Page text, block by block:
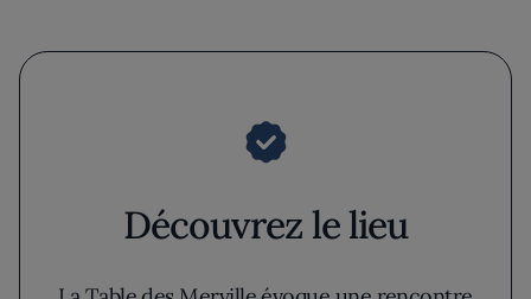
Découvrez le lieu